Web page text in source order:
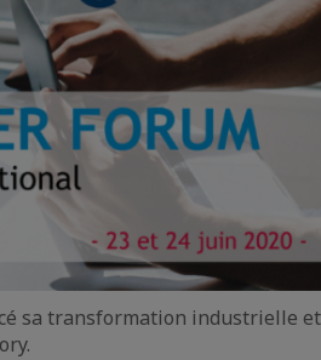
sa transformation industrielle